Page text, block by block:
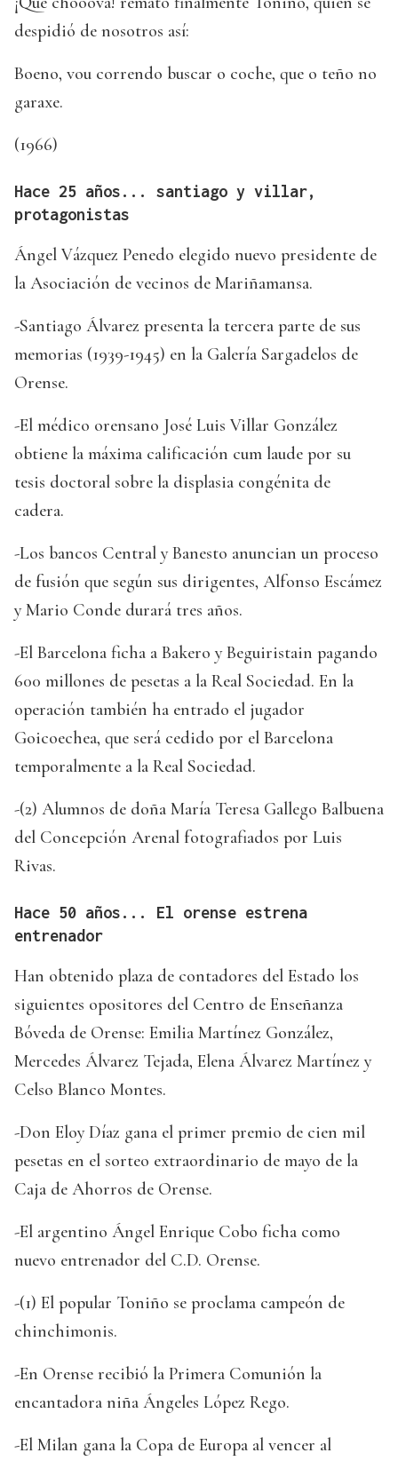
despidió de nosotros así:
Boeno, vou correndo buscar o coche, que o teño no
garaxe.
(1966)
Hace 25 años... santiago y villar,
protagonistas
Ángel Vázquez Penedo elegido nuevo presidente de
la Asociación de vecinos de Mariñamansa.
-Santiago Álvarez presenta la tercera parte de sus
memorias (1939-1945) en la Galería Sargadelos de
Orense.
-El médico orensano José Luis Villar González
obtiene la máxima calificación cum laude por su
tesis doctoral sobre la displasia congénita de
cadera.
-Los bancos Central y Banesto anuncian un proceso
de fusión que según sus dirigentes, Alfonso Escámez
y Mario Conde durará tres años.
-El Barcelona ficha a Bakero y Beguiristain pagando
600 millones de pesetas a la Real Sociedad. En la
operación también ha entrado el jugador
Goicoechea, que será cedido por el Barcelona
temporalmente a la Real Sociedad.
-(2) Alumnos de doña María Teresa Gallego Balbuena
del Concepción Arenal fotografiados por Luis
Rivas.
Hace 50 años... El orense estrena
entrenador
Han obtenido plaza de contadores del Estado los
siguientes opositores del Centro de Enseñanza
Bóveda de Orense: Emilia Martínez González,
Mercedes Álvarez Tejada, Elena Álvarez Martínez y
Celso Blanco Montes.
-Don Eloy Díaz gana el primer premio de cien mil
pesetas en el sorteo extraordinario de mayo de la
Caja de Ahorros de Orense.
-El argentino Ángel Enrique Cobo ficha como
nuevo entrenador del C.D. Orense.
-(1) El popular Toniño se proclama campeón de
chinchimonis.
-En Orense recibió la Primera Comunión la
encantadora niña Ángeles López Rego.
-El Milan gana la Copa de Europa al vencer al